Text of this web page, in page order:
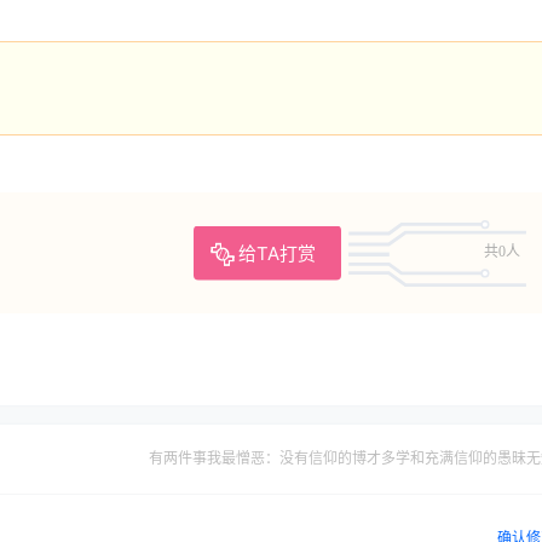
给TA打赏 共0人
有两件事我最憎恶：没有信仰的博才多学和充满信仰的愚昧
确认